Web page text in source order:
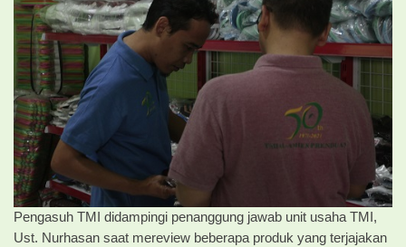
Pengasuh TMI didampingi penanggung jawab unit usaha TMI,
Ust. Nurhasan saat mereview beberapa produk yang terjajakan